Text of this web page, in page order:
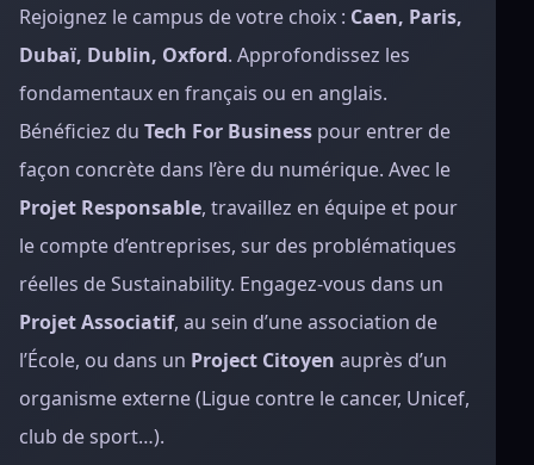
Rejoignez le campus de votre choix : Caen, Paris,
Dubaï, Dublin, Oxford. Approfondissez les
fondamentaux en français ou en anglais.
Bénéficiez du Tech For Business pour entrer de
façon concrète dans l’ère du numérique. Avec le
Projet Responsable, travaillez en équipe et pour
le compte d’entreprises, sur des problématiques
réelles de Sustainability. Engagez-vous dans un
Projet Associatif, au sein d’une association de
l’École, ou dans un Project Citoyen auprès d’un
organisme externe (Ligue contre le cancer, Unicef,
club de sport…).